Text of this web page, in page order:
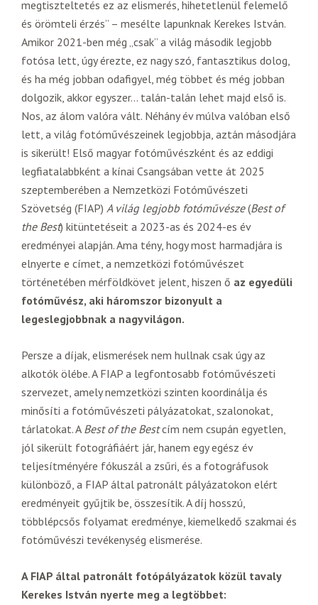
megtiszteltetés ez az elismerés, hihetetlenül felemelő
és örömteli érzés” – mesélte lapunknak Kerekes István.
Amikor 2021-ben még „csak” a világ második legjobb
fotósa lett, úgy érezte, ez nagy szó, fantasztikus dolog,
és ha még jobban odafigyel, még többet és még jobban
dolgozik, akkor egyszer… talán-talán lehet majd első is.
Nos, az álom valóra vált. Néhány év múlva valóban első
lett, a világ fotóművészeinek legjobbja, aztán másodjára
is sikerült! Első magyar fotóművészként és az eddigi
legfiatalabbként a kínai Csangsában vette át 2025
szeptemberében a Nemzetközi Fotóművészeti
Szövetség (FIAP) A világ legjobb fotóművésze(Best of
the Best) kitüntetéseit a 2023-as és 2024-es év
eredményei alapján. Ama tény, hogy most harmadjára is
elnyerte e címet, a nemzetközi fotóművészet
történetében mérföldkövet jelent, hiszen ő az egyedüli
fotóművész, aki háromszor bizonyult a
legeslegjobbnak a nagyvilágon.
Persze a díjak, elismerések nem hullnak csak úgy az
alkotók ölébe. A FIAP a legfontosabb fotóművészeti
szervezet, amely nemzetközi szinten koordinálja és
minősíti a fotóművészeti pályázatokat, szalonokat,
tárlatokat. A Best of the Bestcím nem csupán egyetlen,
jól sikerült fotográfiáért jár, hanem egy egész év
teljesítményére fókuszál a zsűri, és a fotográfusok
különböző, a FIAP által patronált pályázatokon elért
eredményeit gyűjtik be, összesítik. A díj hosszú,
többlépcsős folyamat eredménye, kiemelkedő szakmai és
fotóművészi tevékenység elismerése.
A FIAP által patronált fotópályázatok közül tavaly
Kerekes István nyerte meg a legtöbbet: